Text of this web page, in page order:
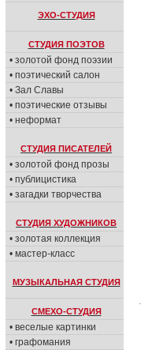
ЭХО-СТУДИЯ
СТУДИЯ ПОЭТОВ
• золотой фонд поэзии
• поэтический салон
• Зал Славы
• поэтические отзывы
• неформат
СТУДИЯ ПИСАТЕЛЕЙ
• золотой фонд прозы
• публицистика
• загадки творчества
СТУДИЯ ХУДОЖНИКОВ
• золотая коллекция
• мастер-класс
МУЗЫКАЛЬНАЯ СТУДИЯ
СМЕХО-СТУДИЯ
• веселые картинки
• графомания